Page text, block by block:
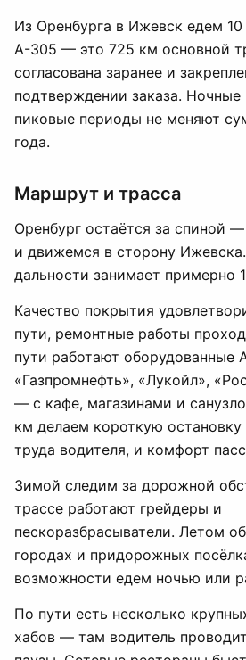
Из Оренбурга в Ижевск едем
А-305 — это 725 км основной
согласована заранее и
подтверждении заказа.
пиковые периоды не меняют
года.
Маршрут и трасса
Оренбург остаётся за спиной
и движемся в сторону
дальности занимает примерно
Качество покрытия
пути, ремонтные работы
пути работают оборудованные
«Газпромнефть», «Лукойл»,
— с кафе, магазинами и
км делаем короткую
труда водителя, и комфорт
Зимой следим за дорожной
трассе работают грейдеры и
пескоразбрасыватели. Летом
городах и придорожных
возможности едем ночью или
По пути есть несколько
хабов — там водитель